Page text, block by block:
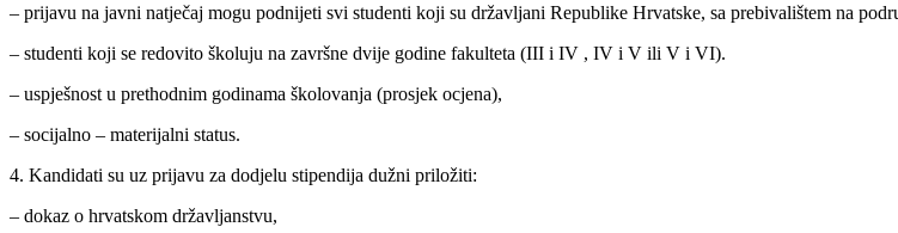
– prijavu na javni natječaj mogu podnijeti svi studenti koji su državljani Republike Hrvatske, sa prebivalištem na
– studenti koji se redovito školuju na završne dvije godine fakulteta (III i IV , IV i V ili V i VI).
– uspješnost u prethodnim godinama školovanja (prosjek ocjena),
– socijalno – materijalni status.
4. Kandidati su uz prijavu za dodjelu stipendija dužni priložiti:
– dokaz o hrvatskom državljanstvu,